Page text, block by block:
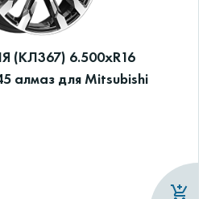
(КЛ367) 6.500xR16
алмаз для Mitsubishi